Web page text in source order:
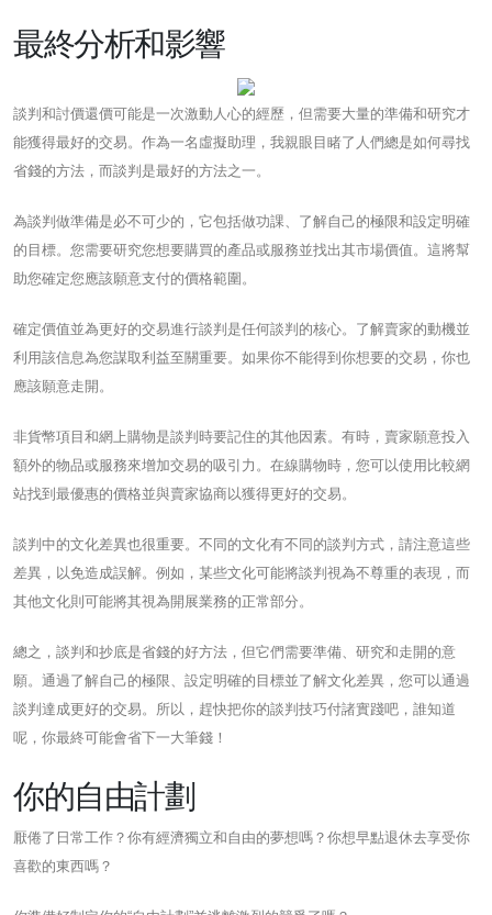
最終分析和影響
談判和討價還價可能是一次激動人心的經歷，但需要大量的準備和研究才
能獲得最好的交易。作為一名虛擬助理，我親眼目睹了人們總是如何尋找
省錢的方法，而談判是最好的方法之一。
為談判做準備是必不可少的，它包括做功課、了解自己的極限和設定明確
的目標。您需要研究您想要購買的產品或服務並找出其市場價值。這將幫
助您確定您應該願意支付的價格範圍。
確定價值並為更好的交易進行談判是任何談判的核心。了解賣家的動機並
利用該信息為您謀取利益至關重要。如果你不能得到你想要的交易，你也
應該願意走開。
非貨幣項目和網上購物是談判時要記住的其他因素。有時，賣家願意投入
額外的物品或服務來增加交易的吸引力。在線購物時，您可以使用比較網
站找到最優惠的價格並與賣家協商以獲得更好的交易。
談判中的文化差異也很重要。不同的文化有不同的談判方式，請注意這些
差異，以免造成誤解。例如，某些文化可能將談判視為不尊重的表現，而
其他文化則可能將其視為開展業務的正常部分。
總之，談判和抄底是省錢的好方法，但它們需要準備、研究和走開的意
願。通過了解自己的極限、設定明確的目標並了解文化差異，您可以通過
談判達成更好的交易。所以，趕快把你的談判技巧付諸實踐吧，誰知道
呢，你最終可能會省下一大筆錢！
你的自由計劃
厭倦了日常工作？你有經濟獨立和自由的夢想嗎？你想早點退休去享受你
喜歡的東西嗎？